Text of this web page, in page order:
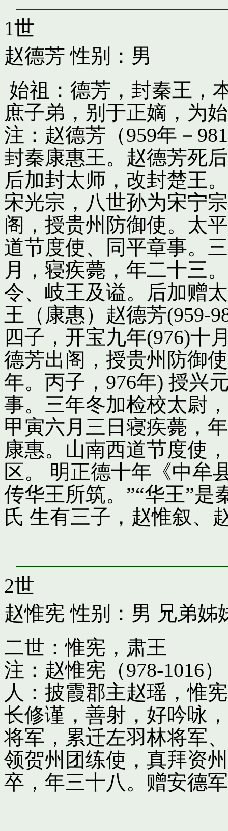
1世
赵德芳 性别：男
始祖：德芳，封秦王，
庶子弟，别于正嫡，为
注：赵德芳（959年－
封秦康惠王。赵德芳死
后加封太师，改封楚王
宋光宗，八世孙为宋宁
阁，授贵州防御使。太
道节度使、同平章事。
月，寝疾薨，年二十三
令、岐王及谥。后加赠
王（康惠）赵德芳(959-
四子，开宝九年(976)十
德芳出阁，授贵州防御
年。丙子，976年) 授兴
事。三年冬加检校太尉
甲寅六月三日寝疾薨，
康惠。山南西道节度使
区。 明正德十年《中牟
传华王所筑。”“华王”是
氏 生有三子，赵惟叙、
2世
赵惟宪 性别：男 兄弟姊
二世：惟宪，肃王
注：赵惟宪（978-1016
人：披霞郡主赵瑶，惟
长修谨，善射，好吟咏
将军，累迁左羽林将军
领贺州团练使，真拜资
卒，年三十八。赠安德